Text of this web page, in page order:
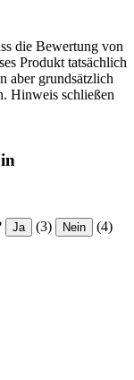
die Bewertung von
Produkt tatsächlich
aber grundsätzlich
Hinweis schließen
Ja (3) Nein (4)